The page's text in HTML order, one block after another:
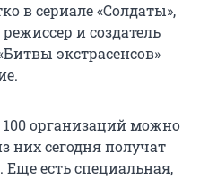
в сериале «Солдаты»,
и создатель
экстрасенсов»
организаций можно
них сегодня получат
есть специальная,